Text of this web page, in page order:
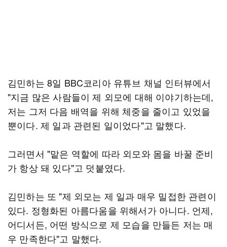
김민하는 8일 BBC코리아 유튜브 채널 인터뷰에서
"지금 많은 사람들이 제 외모에 대해 이야기하는데,
저는 그저 다음 배역을 위해 체중을 줄이고 있었을
뿐이다. 제 일과 관련된 일이었다"고 말했다.
그러면서 "맡은 역할에 따라 외모와 몸을 바꿀 준비
가 항상 돼 있다"고 덧붙였다.
김민하는 또 "제 외모는 제 일과 매우 밀접한 관련이
있다. 정형화된 아름다움을 위해서가 아니다. 언제,
어디서든, 어떤 방식으로 제 모습을 만들든 저는 매
우 만족한다"고 말했다.